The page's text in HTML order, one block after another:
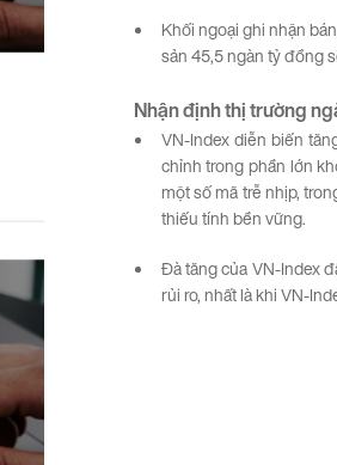
Khối ngoại ghi nhận
sản 45,5 ngàn tỷ đồng
Nhận định thị trường
VN-Index diễn biến
chỉnh trong phần lớn
một số mã trễ nhịp,
thiếu tính bền vững.
Đà tăng của VN-Index
rủi ro, nhất là khi VN-